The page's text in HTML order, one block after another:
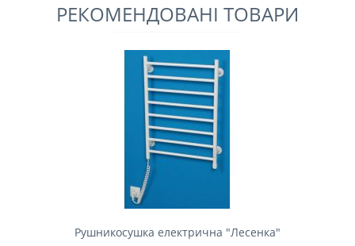
РЕКОМЕНДОВАНІ ТОВАРИ
Рушникосушка електрична "Лесенка"